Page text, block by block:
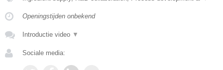
Openingstijden onbekend
Introductie video ▼
Sociale media: